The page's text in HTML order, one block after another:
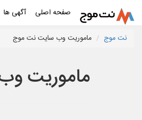
صفحه اصلی آگهی ها
نت موج ماموریت وب سایت نت موج
ماموریت